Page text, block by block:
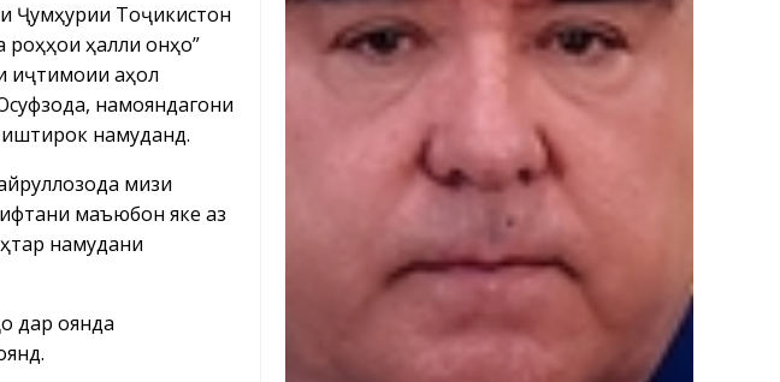
Ҷумҳурии Тоҷикистон
ҳалли онҳо”
аҳолӣ
намояндагони
иштирок намуданд.
мизи
маъюбон яке аз
намудани
дар оянда